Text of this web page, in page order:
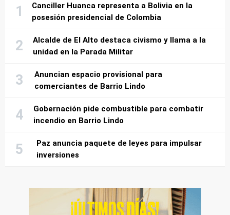
Canciller Huanca representa a Bolivia en la
posesión presidencial de Colombia
Alcalde de El Alto destaca civismo y llama a la
unidad en la Parada Militar
Anuncian espacio provisional para
comerciantes de Barrio Lindo
Gobernación pide combustible para combatir
incendio en Barrio Lindo
Paz anuncia paquete de leyes para impulsar
inversiones